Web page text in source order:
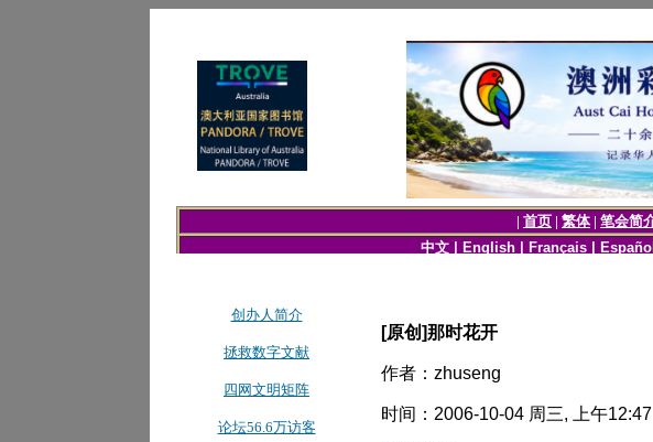
[原创]那时花开
作者：zhuseng
时间：2006-10-04 周三, 上午12:47